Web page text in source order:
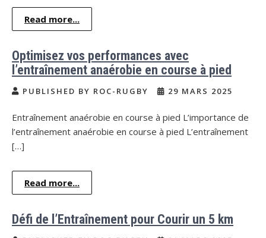
Read more...
Optimisez vos performances avec
l’entraînement anaérobie en course à pied
PUBLISHED BY ROC-RUGBY 29 MARS 2025
Entraînement anaérobie en course à pied L’importance de
l’entraînement anaérobie en course à pied L’entraînement
[…]
Read more...
Défi de l’Entraînement pour Courir un 5 km